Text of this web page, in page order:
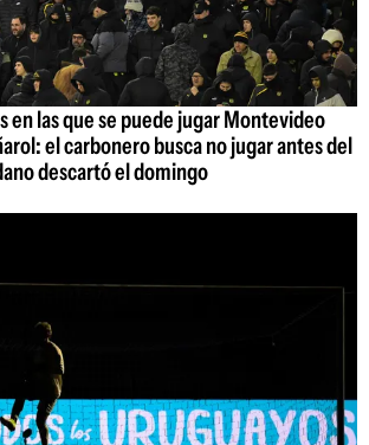
en las que se puede jugar Montevideo
el carbonero busca no jugar antes del
descartó el domingo